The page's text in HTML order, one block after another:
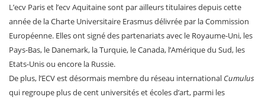
L’ecv Paris et l’ecv Aquitaine sont par ailleurs titulaires depuis cette
année de la Charte Universitaire Erasmus délivrée par la Commission
Européenne. Elles ont signé des partenariats avec le Royaume-Uni, les
Pays-Bas, le Danemark, la Turquie, le Canada, l’Amérique du Sud, les
Etats-Unis ou encore la Russie.
De plus, l’ECV est désormais membre du réseau international Cumulus
qui regroupe plus de cent universités et écoles d’art, parmi les